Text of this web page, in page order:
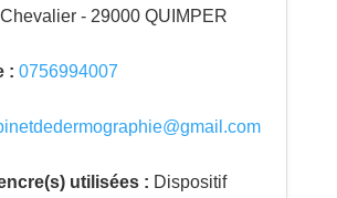
- 29000 QUIMPER
: 0756994007
utilisées : Dispositif